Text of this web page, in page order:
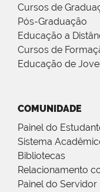
Cursos de
Pós-Graduação
Educação a
Cursos de
Educação de
COMUNIDADE
Painel do
Sistema
Bibliotecas
Relacionamento
Painel do Servidor